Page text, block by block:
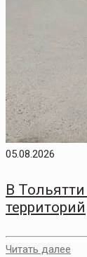
05.08.2026
В
территорий
Читать далее